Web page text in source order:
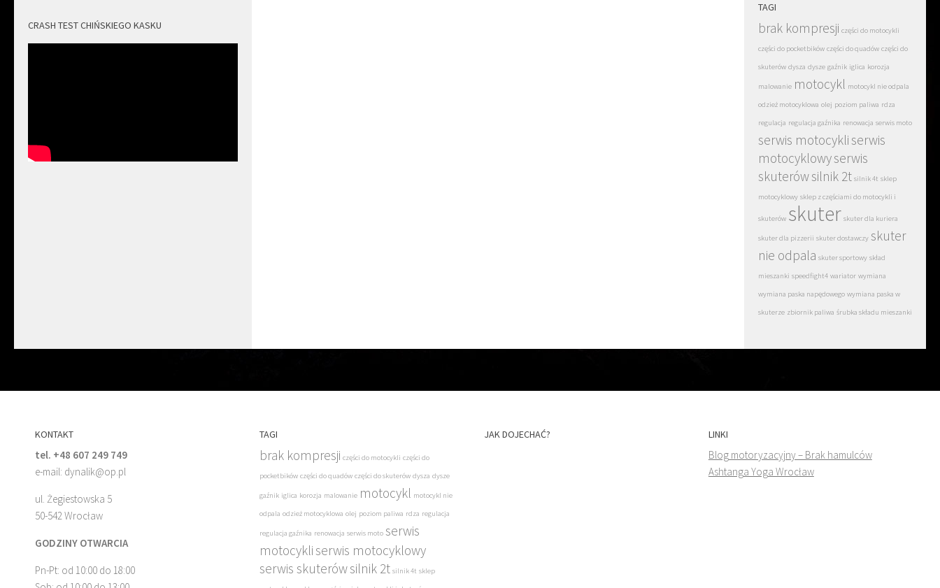
CRASH TEST CHIŃSKIEGO KASKU
TAGI
brak kompresji części do motocykli
części do pocketbików części do quadów części do
skuterów dysza dysze gaźnik iglica korozja
malowanie motocykl motocykl nie odpala
odzież motocyklowa olej poziom paliwa rdza
regulacja regulacja gaźnika renowacja serwis moto
serwis motocykliserwis
motocyklowyserwis
skuterówsilnik 2t silnik 4t sklep
motocyklowy sklep z częściami do motocykli i
skuterów skuter skuter dla kuriera
skuter dla pizzerii skuter dostawczy skuter
nie odpala skuter sportowy skład
mieszanki speedfight4 wariator wymiana
wymiana paska napędowego wymiana paska w
skuterze zbiornik paliwa śrubka składu mieszanki
KONTAKT
tel. +48 607 249 749
e-mail: dynalik@op.pl
ul. Żegiestowska 5
50-542 Wrocław
GODZINY OTWARCIA
Pn-Pt: od 10:00 do 18:00
TAGI
brak kompresji części do motocykli części do
pocketbików części do quadów części do skuterów dysza dysze
gaźnik iglica korozja malowanie motocykl motocykl nie
odpala odzież motocyklowa olej poziom paliwa rdza regulacja
regulacja gaźnika renowacja serwis moto serwis
motocykliserwis motocyklowy
serwis skuterówsilnik 2t silnik 4t sklep
JAK DOJECHAĆ? LINKI
Blog motoryzacyjny – Brak hamulców
Ashtanga Yoga Wrocław